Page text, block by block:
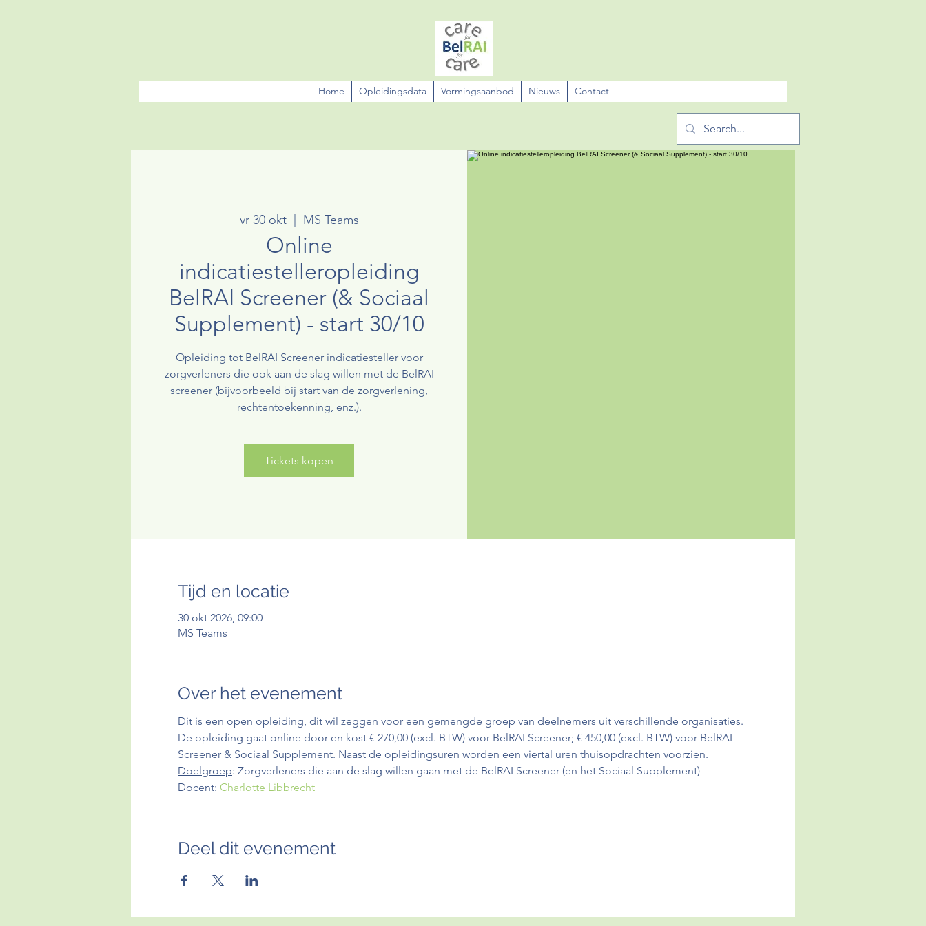
Home Opleidingsdata Vormingsaanbod Nieuws Contact
vr 30 okt
  |
MS Teams
Online
indicatiestelleropleiding
BelRAI Screener (& Sociaal
Supplement) - start 30/10
Opleiding tot BelRAI Screener indicatiesteller voor
zorgverleners die ook aan de slag willen met de BelRAI
screener (bijvoorbeeld bij start van de zorgverlening,
rechtentoekenning, enz.).
Tickets kopen
Tijd en locatie
30 okt 2026, 09:00
MS Teams
Over het evenement
Dit is een open opleiding, dit wil zeggen voor een gemengde groep van deelnemers uit verschillende organisaties.
De opleiding gaat online door en kost € 270,00 (excl. BTW) voor BelRAI Screener; € 450,00 (excl. BTW) voor BelRAI
Screener & Sociaal Supplement. Naast de opleidingsuren worden een viertal uren thuisopdrachten voorzien.
Doelgroep: Zorgverleners die aan de slag willen gaan met de BelRAI Screener (en het Sociaal Supplement)
Docent: Charlotte Libbrecht
Deel dit evenement